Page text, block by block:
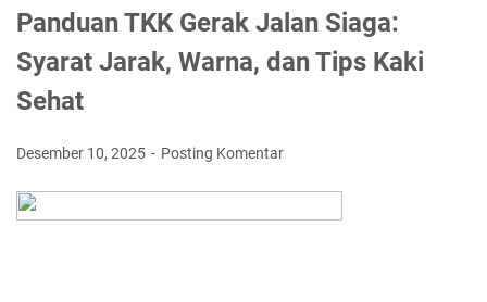
Panduan TKK Gerak Jalan Siaga:
Syarat Jarak, Warna, dan Tips Kaki
Sehat
Desember 10, 2025 Posting Komentar